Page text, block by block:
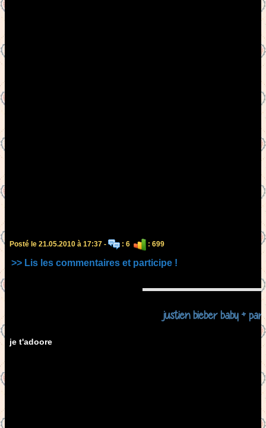
Posté le 21.05.2010 à 17:37 - : 6 : 699
>> Lis les commentaires et participe !
justien bieber baby +
je t'adoore